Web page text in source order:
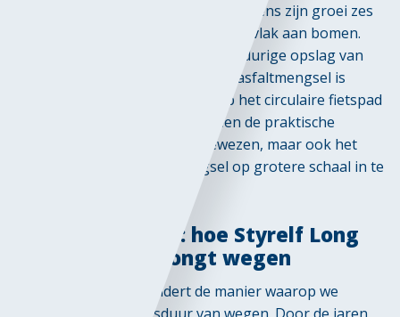
snelgroeiende gewas absorbeert tijdens zijn groei zes
keer meer CO2 dan een gelijk oppervlak aan bomen.
Hiermee draagt het bij aan de langdurige opslag van
CO2 in het asfalt zelf. Dit ‘groene’ asfaltmengsel is
inmiddels succesvol toegepast op het circulaire fietspad
in Zevenaar. Hiermee is niet alleen de praktische
haalbaarheid van Grasfalt® bewezen, maar ook het
potentieel om het asfaltmengsel op grotere schaal in te
De tijd trotseren: hoe Styrelf Long
Life wegen verjongt wegen
Styrelf Long Life verandert de manier waarop we